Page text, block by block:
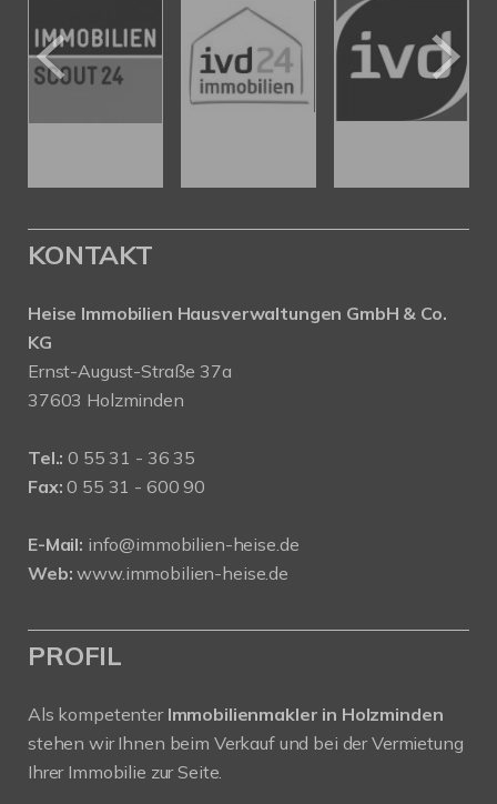
KONTAKT
Heise Immobilien Hausverwaltungen GmbH & Co.
KG
Ernst-August-Straße 37a
37603 Holzminden
Tel.: 0 55 31 - 36 35
Fax: 0 55 31 - 600 90
E-Mail: info@immobilien-heise.de
Web: www.immobilien-heise.de
PROFIL
Als kompetenter Immobilienmakler in Holzminden
stehen wir Ihnen beim Verkauf und bei der Vermietung
Ihrer Immobilie zur Seite.